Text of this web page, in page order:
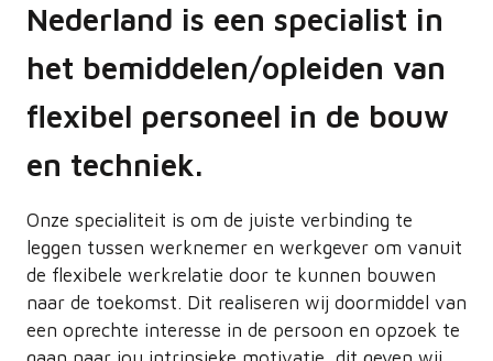
Nederland is een specialist in
het bemiddelen/opleiden van
flexibel personeel in de bouw
en techniek.
Onze specialiteit is om de juiste verbinding te
leggen tussen werknemer en werkgever om vanuit
de flexibele werkrelatie door te kunnen bouwen
naar de toekomst. Dit realiseren wij doormiddel van
een oprechte interesse in de persoon en opzoek te